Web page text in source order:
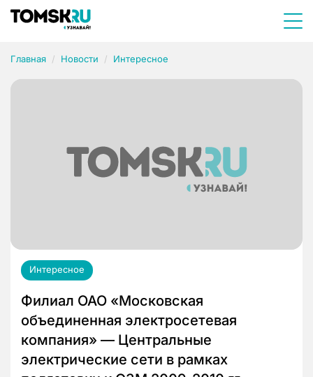
Главная Новости Интересное
Интересное
Филиал ОАО «Московская
объединенная электросетевая
компания» — Центральные
электрические сети в рамках